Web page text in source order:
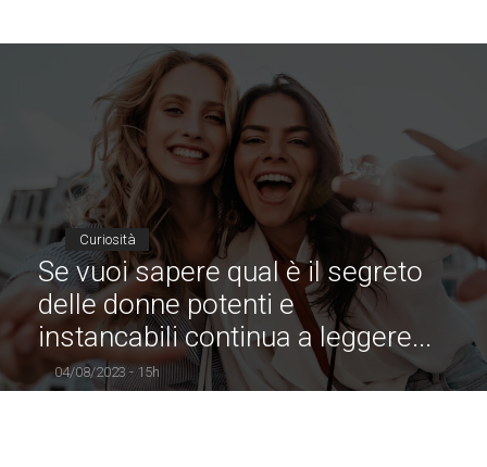
Curiosità
Se vuoi sapere qual è il segreto
delle donne potenti e
instancabili continua a leggere...
04/08/2023 - 15h